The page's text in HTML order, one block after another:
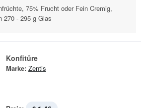
75% Frucht oder Fein Cremig,
270 - 295 g Glas
Konfitüre
Marke: Zentis